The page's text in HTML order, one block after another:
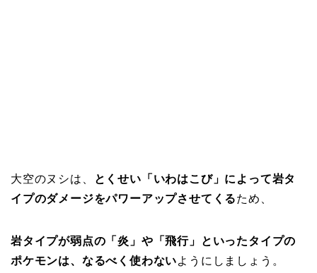
大空のヌシは、
とくせい「いわはこび」によって岩タ
イプのダメージをパワーアップさせてくるため、
岩タイプが弱点の「炎」や「飛行」といったタイプの
ポケモンは、なるべく使わないようにしましょう。